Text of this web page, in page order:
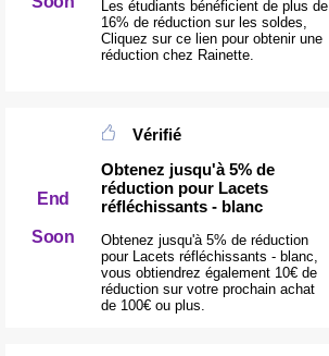
Les étudiants bénéficient de plus de
16% de réduction sur les soldes,
Cliquez sur ce lien pour obtenir une
réduction chez Rainette.
End
Soon
Vérifié
Obtenez jusqu'à 5% de
réduction pour Lacets
réfléchissants - blanc
Obtenez jusqu'à 5% de réduction
pour Lacets réfléchissants - blanc,
vous obtiendrez également 10€ de
réduction sur votre prochain achat
de 100€ ou plus.